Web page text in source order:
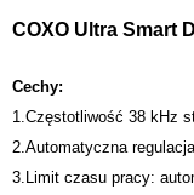
COXO Ultra Smart
Cechy:
1.Częstotliwość 38 kHz
2.Automatyczna
3.Limit czasu pracy: